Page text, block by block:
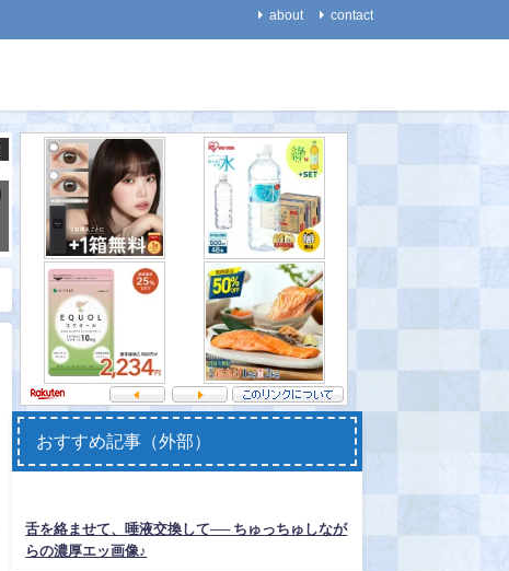
about contact
医療・健康
【睡眠】脳は、レム睡眠中
にリフレッシュしてい
た！ ～レム睡眠が少ない
と認知症リスクが高くなる
2021-08-30
【天文】ナゾの天体「踊る
幽霊」の正体に、天文学者
が困惑する・・
2021-08-22
おすすめ記事（外部）
舌を絡ませて、唾液交換して── ちゅっちゅしなが
らの濃厚エッ画像♪